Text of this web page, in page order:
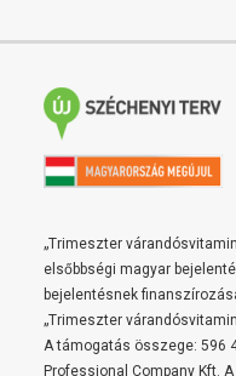
„Trimeszter
elsőbbségi magyar
bejelentésnek
„Trimeszter
A támogatás összege: 596
Professional Company Kft.